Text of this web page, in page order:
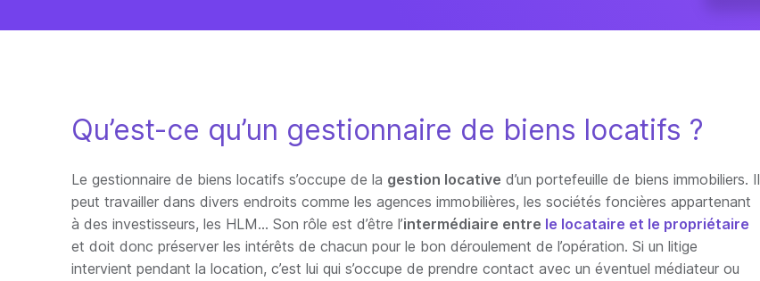
Qu’est-ce qu’un gestionnaire de biens locatifs ?
Le gestionnaire de biens locatifs s’occupe de la gestion locative d’un portefeuille de biens immobiliers. Il
peut travailler dans divers endroits comme les agences immobilières, les sociétés foncières appartenant
à des investisseurs, les HLM… Son rôle est d’être l’intermédiaire entre le locataire et le propriétaire
et doit donc préserver les intérêts de chacun pour le bon déroulement de l’opération. Si un litige
intervient pendant la location, c’est lui qui s’occupe de prendre contact avec un éventuel médiateur ou